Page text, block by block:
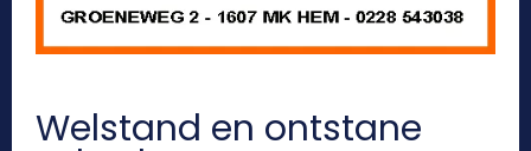
Welstand en ontstane